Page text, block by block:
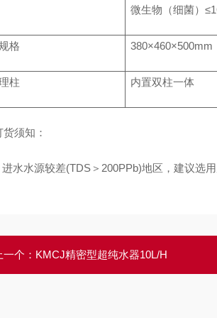
微生物（细菌）
格 380×460×500mm
柱 内置双柱一体
货须知：
进水水源较差(TDS＞200PPb)地区，建议选
一个： KMCJ精密型超纯水器10L/H